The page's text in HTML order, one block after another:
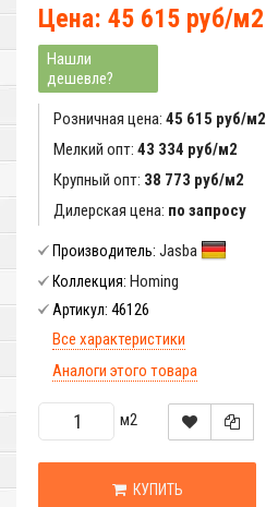
Цена: 45 615 руб/м2
Нашли
дешевле?
Розничная цена: 45 615 руб/м2
Мелкий опт: 43 334 руб/м2
Крупный опт: 38 773 руб/м2
Дилерская цена: по запросу
Производитель: Jasba
Коллекция: Homing
Артикул: 46126
Все характеристики
Аналоги этого товара
м2
КУПИТЬ